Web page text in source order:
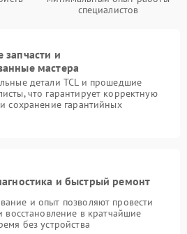
специалистов
и
мастера
детали TCL и прошедшие
что гарантирует корректную
сохранение гарантийных
и быстрый ремонт
и опыт позволяют провести
восстановление в кратчайшие
без устройства